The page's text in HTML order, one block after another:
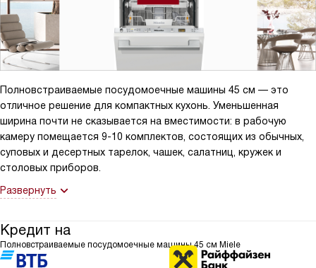
Полновстраиваемые посудомоечные машины 45 см — это
отличное решение для компактных кухонь. Уменьшенная
ширина почти не сказывается на вместимости: в рабочую
камеру помещается 9-10 комплектов, состоящих из обычных,
суповых и десертных тарелок, чашек, салатниц, кружек и
столовых приборов.
Развернуть
Кредит на
Полновстраиваемые посудомоечные машины 45 см Miele